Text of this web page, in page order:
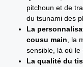
pitchoun et de
du tsunami des
La
cousu main , la
sensible, là où le
La qualité du